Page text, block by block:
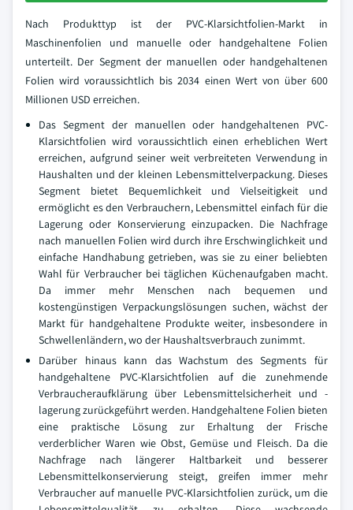
Nach Produkttyp ist der PVC-Klarsichtfolien-Markt in
Maschinenfolien und manuelle oder handgehaltene Folien
unterteilt. Der Segment der manuellen oder handgehaltenen
Folien wird voraussichtlich bis 2034 einen Wert von über 600
Millionen USD erreichen.
Das Segment der manuellen oder handgehaltenen PVC-
Klarsichtfolien wird voraussichtlich einen erheblichen Wert
erreichen, aufgrund seiner weit verbreiteten Verwendung in
Haushalten und der kleinen Lebensmittelverpackung. Dieses
Segment bietet Bequemlichkeit und Vielseitigkeit und
ermöglicht es den Verbrauchern, Lebensmittel einfach für die
Lagerung oder Konservierung einzupacken. Die Nachfrage
nach manuellen Folien wird durch ihre Erschwinglichkeit und
einfache Handhabung getrieben, was sie zu einer beliebten
Wahl für Verbraucher bei täglichen Küchenaufgaben macht.
Da immer mehr Menschen nach bequemen und
kostengünstigen Verpackungslösungen suchen, wächst der
Markt für handgehaltene Produkte weiter, insbesondere in
Schwellenländern, wo der Haushaltsverbrauch zunimmt.
Darüber hinaus kann das Wachstum des Segments für
handgehaltene PVC-Klarsichtfolien auf die zunehmende
Verbraucheraufklärung über Lebensmittelsicherheit und -
lagerung zurückgeführt werden. Handgehaltene Folien bieten
eine praktische Lösung zur Erhaltung der Frische
verderblicher Waren wie Obst, Gemüse und Fleisch. Da die
Nachfrage nach längerer Haltbarkeit und besserer
Lebensmittelkonservierung steigt, greifen immer mehr
Verbraucher auf manuelle PVC-Klarsichtfolien zurück, um die